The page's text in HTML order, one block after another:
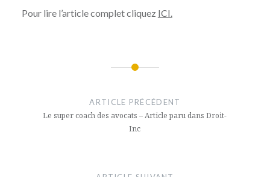
Pour lire l’article complet cliquez ICI.
l’article
ARTICLE PRÉCÉDENT
Le super coach des avocats – Article paru dans Droit-
Inc